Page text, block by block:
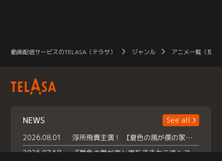
動画配信サービスのTELASA（テラサ） ジャンル アニメ一覧（見放
NEWS
See all
2026.08.01
浮所飛貴主演！ 【夏色の風が僕の家にやってきた】 本日よりテラサで独占配信スタート！
2026.07.18
『夏色の雲が恋と嵐をまきおこす』スペシャルメイキング 【Part1】2026年７月18日（土）23時30分～配信スタート！話題のシーンの裏側を大公開！豪華キャスト大集合！ 『武宮家 真夏の家族会議』開催！